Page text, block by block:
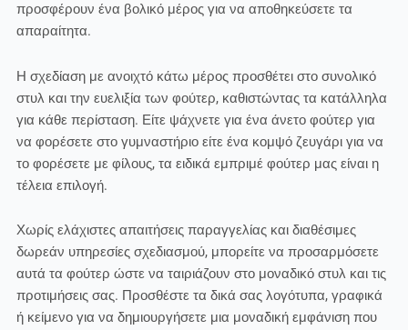
προσφέρουν ένα βολικό μέρος για να αποθηκεύσετε τα
απαραίτητα.
Η σχεδίαση με ανοιχτό κάτω μέρος προσθέτει στο συνολικό
στυλ και την ευελιξία των φούτερ, καθιστώντας τα κατάλληλα
για κάθε περίσταση. Είτε ψάχνετε για ένα άνετο φούτερ για
να φορέσετε στο γυμναστήριο είτε ένα κομψό ζευγάρι για να
το φορέσετε με φίλους, τα ειδικά εμπριμέ φούτερ μας είναι η
τέλεια επιλογή.
Χωρίς ελάχιστες απαιτήσεις παραγγελίας και διαθέσιμες
δωρεάν υπηρεσίες σχεδιασμού, μπορείτε να προσαρμόσετε
αυτά τα φούτερ ώστε να ταιριάζουν στο μοναδικό στυλ και τις
προτιμήσεις σας. Προσθέστε τα δικά σας λογότυπα, γραφικά
ή κείμενο για να δημιουργήσετε μια μοναδική εμφάνιση που